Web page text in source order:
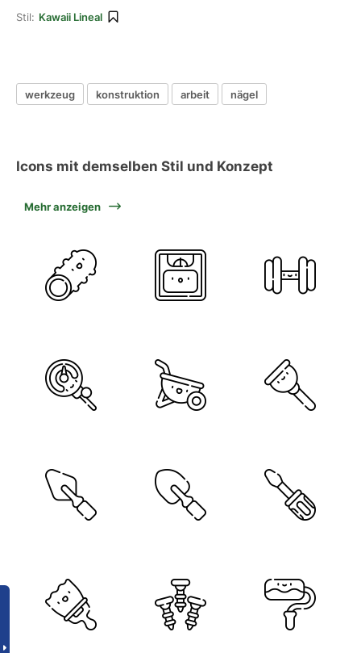
Stil: Kawaii Lineal
werkzeug konstruktion arbeit nägel
Icons mit demselben Stil und Konzept
Mehr anzeigen